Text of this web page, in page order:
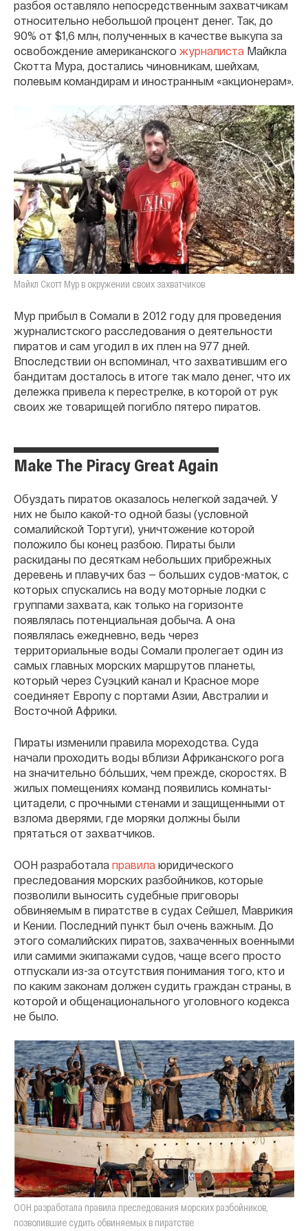
разбоя оставляло непосредственным захватчикам
относительно небольшой процент денег. Так, до
90% от $1,6 млн, полученных в качестве выкупа за
освобождение американского журналиста Майкла
Скотта Мура, достались чиновникам, шейхам,
полевым командирам и иностранным «акционерам».
Майкл Скотт Мур в окружении своих захватчиков
Мур прибыл в Сомали в 2012 году для проведения
журналистского расследования о деятельности
пиратов и сам угодил в их плен на 977 дней.
Впоследствии он вспоминал, что захватившим его
бандитам досталось в итоге так мало денег, что их
дележка привела к перестрелке, в которой от рук
своих же товарищей погибло пятеро пиратов.
Make The Piracy Great Again
Обуздать пиратов оказалось нелегкой задачей. У
них не было какой-то одной базы (условной
сомалийской Тортуги), уничтожение которой
положило бы конец разбою. Пираты были
раскиданы по десяткам небольших прибрежных
деревень и плавучих баз — больших судов-маток, с
которых спускались на воду моторные лодки с
группами захвата, как только на горизонте
появлялась потенциальная добыча. А она
появлялась ежедневно, ведь через
территориальные воды Сомали пролегает один из
самых главных морских маршрутов планеты,
который через Суэцкий канал и Красное море
соединяет Европу с портами Азии, Австралии и
Восточной Африки.
Пираты изменили правила мореходства. Суда
начали проходить воды вблизи Африканского рога
на значительно бóльших, чем прежде, скоростях. В
жилых помещениях команд появились комнаты-
цитадели, с прочными стенами и защищенными от
взлома дверями, где моряки должны были
прятаться от захватчиков.
ООН разработала правила юридического
преследования морских разбойников, которые
позволили выносить судебные приговоры
обвиняемым в пиратстве в судах Сейшел, Маврикия
и Кении. Последний пункт был очень важным. До
этого сомалийских пиратов, захваченных военными
или самими экипажами судов, чаще всего просто
отпускали из-за отсутствия понимания того, кто и
по каким законам должен судить граждан страны, в
которой и общенационального уголовного кодекса
не было.
ООН разработала правила преследования морских разбойников,
позволившие судить обвиняемых в пиратстве